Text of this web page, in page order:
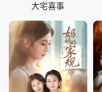
大宅喜事